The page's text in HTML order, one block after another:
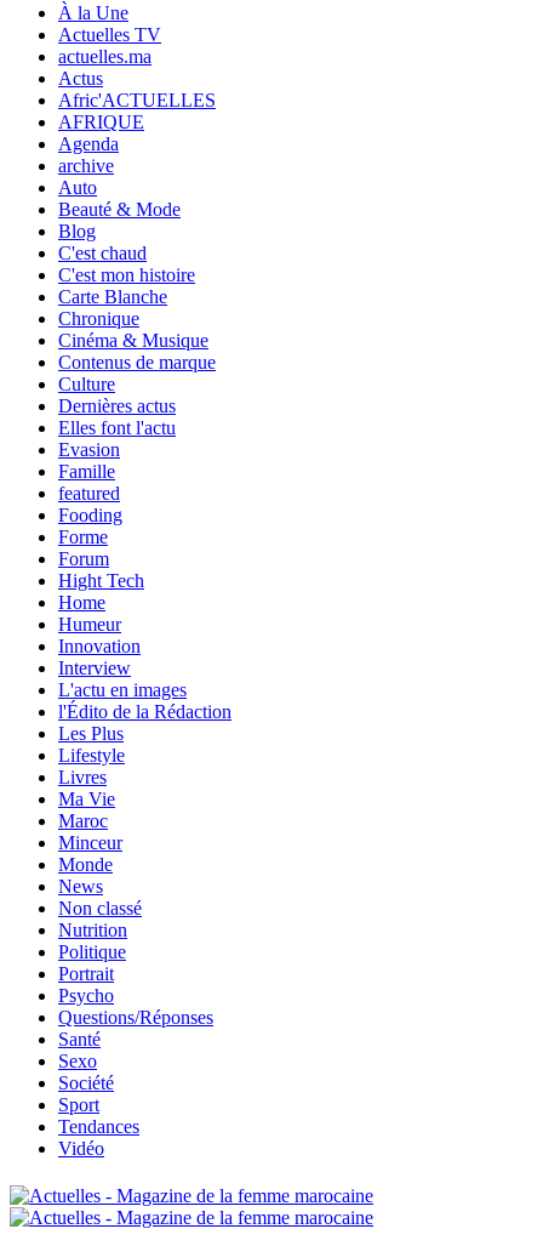
À la Une
Actuelles TV
actuelles.ma
Actus
Afric'ACTUELLES
AFRIQUE
Agenda
archive
Auto
Beauté & Mode
Blog
C'est chaud
C'est mon histoire
Carte Blanche
Chronique
Cinéma & Musique
Contenus de marque
Culture
Dernières actus
Elles font l'actu
Evasion
Famille
featured
Fooding
Forme
Forum
Hight Tech
Home
Humeur
Innovation
Interview
L'actu en images
l'Édito de la Rédaction
Les Plus
Lifestyle
Livres
Ma Vie
Maroc
Minceur
Monde
News
Non classé
Nutrition
Politique
Portrait
Psycho
Questions/Réponses
Santé
Sexo
Société
Sport
Tendances
Vidéo